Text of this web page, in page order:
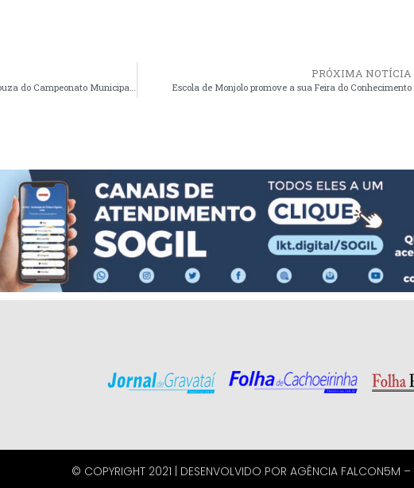
Gold FC arrebata a Taça Pedro Souza do Campeonato Municipal de Futsal
PRÓXIMA NOTÍCIA
Escola de Monjolo promove a sua Feira do Conhecimento
© COPYRIGHT 2021 | DESENVOLVIDO POR AGÊNCIA FALCON5M –